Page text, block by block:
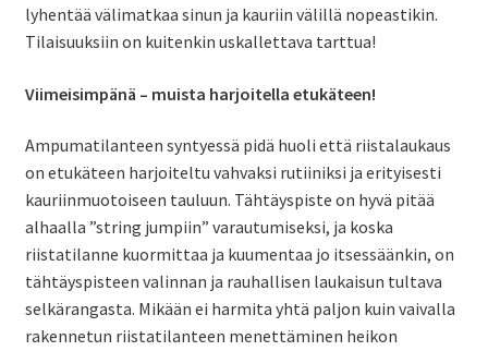
lyhentää välimatkaa sinun ja kauriin välillä nopeastikin.
Tilaisuuksiin on kuitenkin uskallettava tarttua!
Viimeisimpänä – muista harjoitella etukäteen!
Ampumatilanteen syntyessä pidä huoli että riistalaukaus
on etukäteen harjoiteltu vahvaksi rutiiniksi ja erityisesti
kauriinmuotoiseen tauluun. Tähtäyspiste on hyvä pitää
alhaalla ”string jumpiin” varautumiseksi, ja koska
riistatilanne kuormittaa ja kuumentaa jo itsessäänkin, on
tähtäyspisteen valinnan ja rauhallisen laukaisun tultava
selkärangasta. Mikään ei harmita yhtä paljon kuin vaivalla
rakennetun riistatilanteen menettäminen heikon